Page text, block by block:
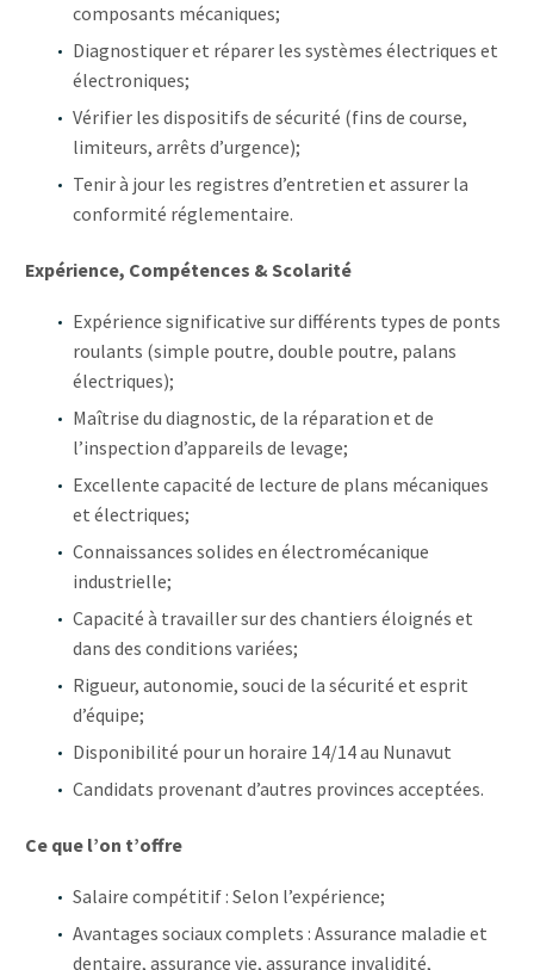
composants mécaniques;
Diagnostiquer et réparer les systèmes électriques et
électroniques;
Vérifier les dispositifs de sécurité (fins de course,
limiteurs, arrêts d’urgence);
Tenir à jour les registres d’entretien et assurer la
conformité réglementaire.
Expérience, Compétences & Scolarité
Expérience significative sur différents types de ponts
roulants (simple poutre, double poutre, palans
électriques);
Maîtrise du diagnostic, de la réparation et de
l’inspection d’appareils de levage;
Excellente capacité de lecture de plans mécaniques
et électriques;
Connaissances solides en électromécanique
industrielle;
Capacité à travailler sur des chantiers éloignés et
dans des conditions variées;
Rigueur, autonomie, souci de la sécurité et esprit
d’équipe;
Disponibilité pour un horaire 14/14 au Nunavut
Candidats provenant d’autres provinces acceptées.
Ce que l’on t’offre
Salaire compétitif : Selon l’expérience;
Avantages sociaux complets : Assurance maladie et
dentaire, assurance vie, assurance invalidité,